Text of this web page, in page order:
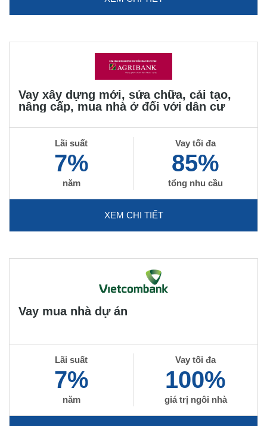
Vay xây dựng mới, sửa chữa, cải tạo,
nâng cấp, mua nhà ở đối với dân cư
Lãi suất
7%
năm
Vay tối đa
85%
tổng nhu cầu
XEM CHI TIẾT
Vay mua nhà dự án
Lãi suất
7%
năm
Vay tối đa
100%
giá trị ngôi nhà